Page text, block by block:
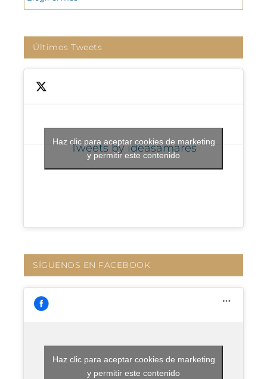
Últimos Tweets
Tweets by ideasamares
Haz clic para aceptar cookies de marketing
y permitir este contenido
SÍGUENOS EN FACEBOOK
Haz clic para aceptar cookies de marketing
y permitir este contenido